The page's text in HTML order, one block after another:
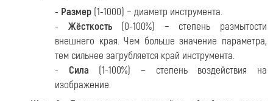
- Размер (1-1000) − диаметр инструмента.
- Жёсткость(0-100%) − степень размытости
внешнего края. Чем больше значение параметра,
тем сильнее загрубляется край инструмента.
- Сила (1-100%) − степень воздействия на
изображение.